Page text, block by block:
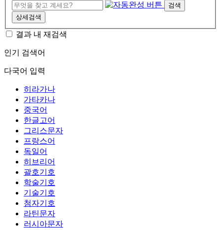
검색
상세검색
결과 내 재검색
인기 검색어
다국어 입력
히라가나
가타카나
중국어
한글고어
그리스문자
프랑스어
독일어
히브리어
괄호기호
학술기호
기술기호
첨자기호
라틴문자
러시아문자